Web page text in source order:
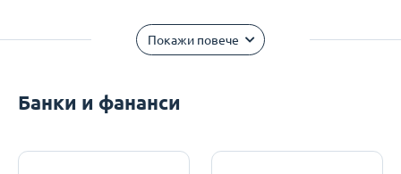
Покажи повече
Банки и фананси